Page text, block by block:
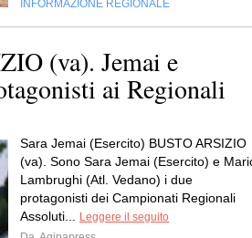
INFORMAZIONE REGIONALE
(va). Jemai e
ai Regionali
Sara Jemai (Esercito) BUSTO ARSIZIO
(va). Sono Sara Jemai (Esercito) e
Lambrughi (Atl. Vedano) i due
protagonisti dei Campionati Regionali
Assoluti...
Leggere il seguito